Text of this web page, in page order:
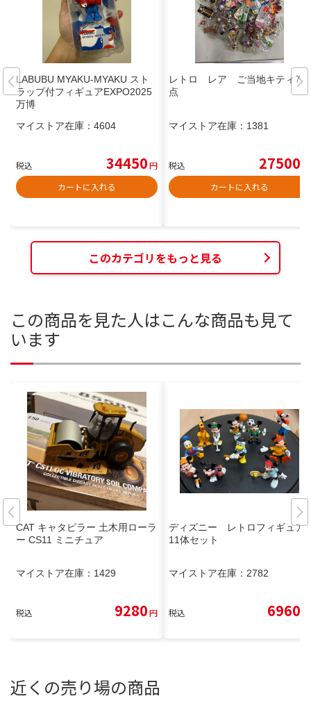
LABUBU MYAKU-MYAKU スト
ラップ付フィギュアEXPO2025
万博
マイストア在庫： 4604
税込 34450円
カートに入れる
レトロ レア ご当地キティ71
点
マイストア在庫： 1381
税込 27500
カートに入れる
このカテゴリをもっと見る
この商品を見た人はこんな商品も見て
います
CAT キャタピラー 土木用ローラ
ー CS11 ミニチュア
マイストア在庫： 1429
税込 9280円
ディズニー レトロフィギュア
11体セット
マイストア在庫： 2782
税込 6960
近くの売り場の商品